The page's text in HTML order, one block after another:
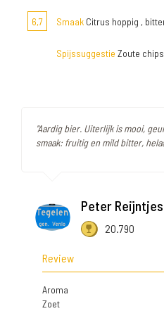
6,7 Smaak Citrus hoppig ,
Spijssuggestie Zoute chips
"Aardig bier. Uiterlijk is mooi,
smaak: fruitig en mild bitter,
Peter Reijntjes
20.790
Review
Aroma
Zoet